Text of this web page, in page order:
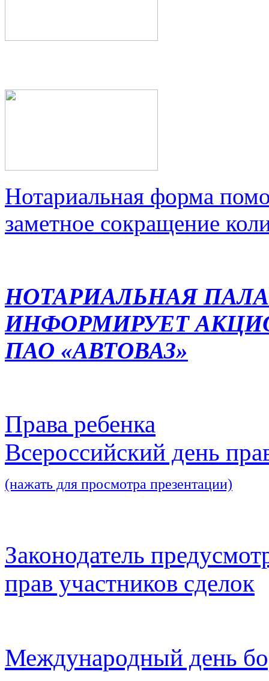
Нотариальная форма
заметное сокращение
НОТАРИАЛЬНАЯ
ИНФОРМИРУЕТ
ПАО «АВТОВАЗ»
Права ребенка
Всероссийский день
(нажать для просмотра презентации)
Законодатель
прав участников сделок
Международный день